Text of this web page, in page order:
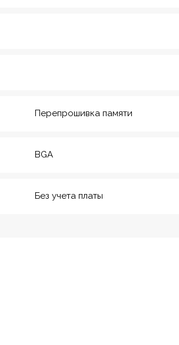
Перепрошивка памяти
BGA
Без учета платы